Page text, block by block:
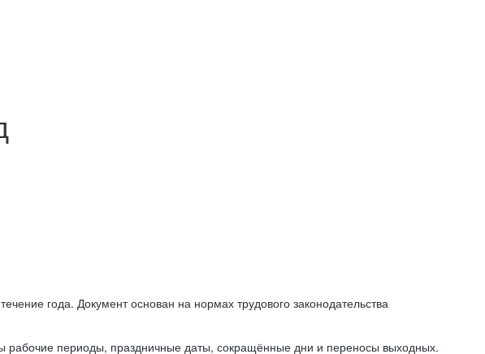
года. Документ основан на нормах трудового законодательства
рабочие периоды, праздничные даты, сокращённые дни и переносы выходных.